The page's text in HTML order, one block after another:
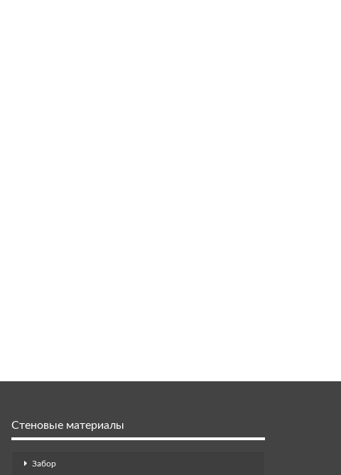
Стеновые материалы
Забор